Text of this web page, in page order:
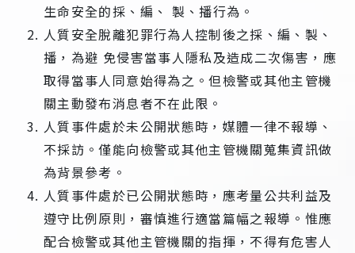
生命安全的採、編、 製、播行為。
人質安全脫離犯罪行為人控制後之採、編、製、
播，為避 免侵害當事人隱私及造成二次傷害，應
取得當事人同意始得為之。但檢警或其他主管機
關主動發布消息者不在此限。
人質事件處於未公開狀態時，媒體一律不報導、
不採訪。僅能向檢警或其他主管機關蒐集資訊做
為背景參考。
人質事件處於已公開狀態時，應考量公共利益及
遵守比例原則，審慎進行適當篇幅之報導。惟應
配合檢警或其他主管機關的指揮，不得有危害人